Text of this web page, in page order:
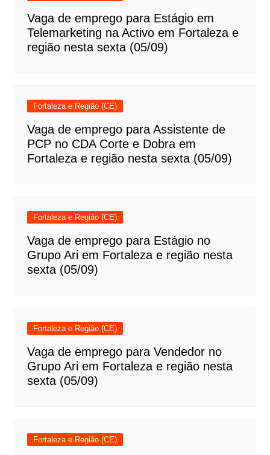
Vaga de emprego para Estágio em
Telemarketing na Activo em Fortaleza e
região nesta sexta (05/09)
Fortaleza e Região (CE)
Vaga de emprego para Assistente de
PCP no CDA Corte e Dobra em
Fortaleza e região nesta sexta (05/09)
Fortaleza e Região (CE)
Vaga de emprego para Estágio no
Grupo Ari em Fortaleza e região nesta
sexta (05/09)
Fortaleza e Região (CE)
Vaga de emprego para Vendedor no
Grupo Ari em Fortaleza e região nesta
sexta (05/09)
Fortaleza e Região (CE)